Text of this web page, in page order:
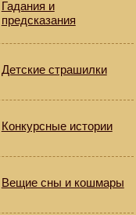
Гадания и
предсказания
Детские страшилки
Конкурсные истории
Вещие сны и кошмары